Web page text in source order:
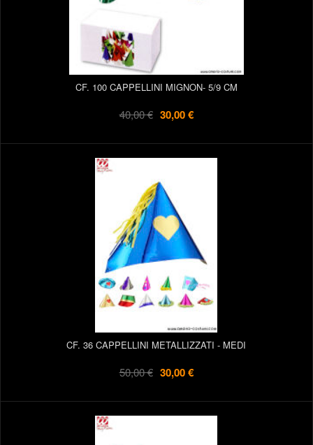
CF. 100 CAPPELLINI MIGNON- 5/9 CM
40,00 € 30,00 €
CF. 36 CAPPELLINI METALLIZZATI - MEDI
50,00 € 30,00 €